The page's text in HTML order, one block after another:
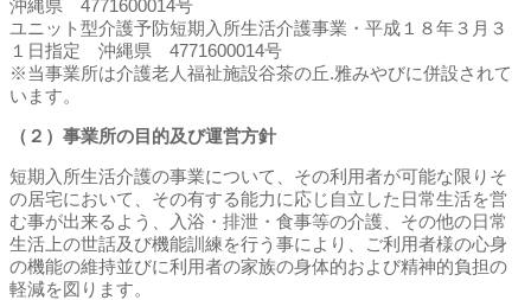
沖縄県 4771600014号
ユニット型介護予防短期入所生活介護事業・平成１８年３月３
１日指定 沖縄県 4771600014号
※当事業所は介護老人福祉施設谷茶の丘.雅みやびに併設されて
います。
（２）事業所の目的及び運営方針
短期入所生活介護の事業について、その利用者が可能な限りそ
の居宅において、その有する能力に応じ自立した日常生活を営
む事が出来るよう、入浴・排泄・食事等の介護、その他の日常
生活上の世話及び機能訓練を行う事により、ご利用者様の心身
の機能の維持並びに利用者の家族の身体的および精神的負担の
軽減を図ります。